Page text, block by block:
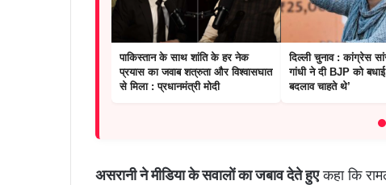
पाकिस्तान के साथ शांति के हर नेक
प्रयास का जवाब शत्रुता और विश्वासघात
से मिला : प्रधानमंत्री मोदी
दिल्ली चुनाव : कांग्रेस
गांधी ने दी BJP को
बदलाव चाहते थे’
असरानी ने मीडिया के सवालों का जबाव देते हुएकहा कि